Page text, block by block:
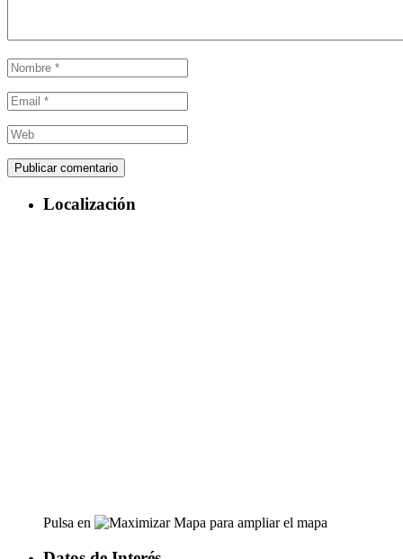
Localización
Pulsa en para ampliar el mapa